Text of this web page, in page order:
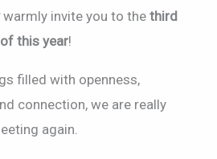
warmly invite you to the third
this year!
filled with openness,
connection, we are really
again.